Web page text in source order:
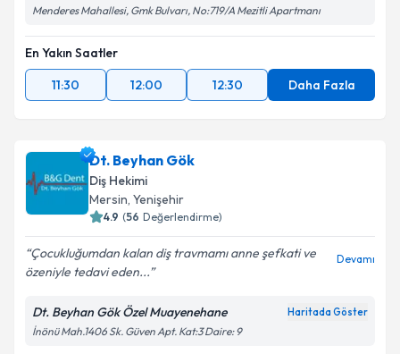
Menderes Mahallesi, Gmk Bulvarı, No:719/A Mezitli Apartmanı
En Yakın Saatler
11:30
12:00 12:30 Daha Fazla
Dt. Beyhan Gök
Diş Hekimi
Mersin, Yenişehir
4.9 (56 Değerlendirme)
Çocukluğumdan kalan diş travmamı anne şefkati ve
özeniyle tedavi eden...
Devamı
Dt. Beyhan Gök Özel Muayenehane Haritada Göster
İnönü Mah.1406 Sk. Güven Apt. Kat:3 Daire: 9